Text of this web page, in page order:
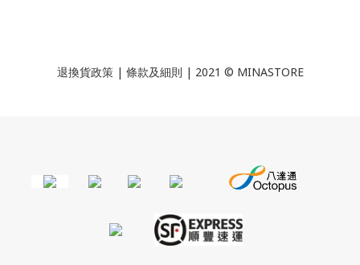
退換貨政策| 條款及細則 | 2021 © MINASTORE